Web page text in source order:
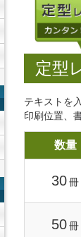
定型
テキストを
印刷位置、
数量
30冊
50冊